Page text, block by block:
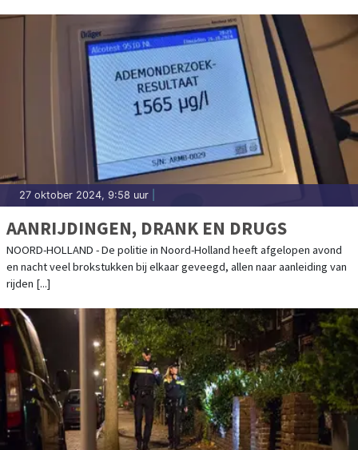
27 oktober 2024, 9:58 uur
AANRIJDINGEN, DRANK EN DRUGS
NOORD-HOLLAND - De politie in Noord-Holland heeft afgelopen avond
en nacht veel brokstukken bij elkaar geveegd, allen naar aanleiding van
rijden [...]